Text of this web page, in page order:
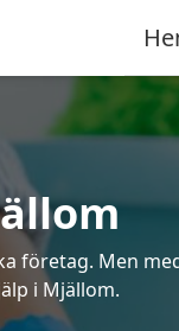
företag. Men
i Mjällom.